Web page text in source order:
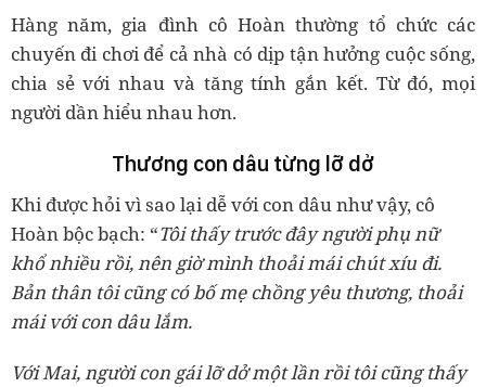
Hàng năm, gia đình cô Hoàn thường tổ chức các
chuyến đi chơi để cả nhà có dịp tận hưởng cuộc sống,
chia sẻ với nhau và tăng tính gắn kết. Từ đó, mọi
người dần hiểu nhau hơn.
Thương con dâu từng lỡ dở
Khi được hỏi vì sao lại dễ với con dâu như vậy, cô
Hoàn bộc bạch: “Tôi thấy trước đây người phụ nữ
khổ nhiều rồi, nên giờ mình thoải mái chút xíu đi.
Bản thân tôi cũng có bố mẹ chồng yêu thương, thoải
mái với con dâu lắm.
Với Mai, người con gái lỡ dở một lần rồi tôi cũng thấy